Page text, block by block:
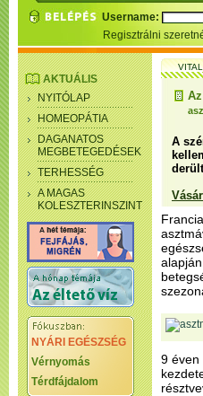
Username:
Regisztrálni
AKTUÁLIS
NYITÓLAP
HOMEOPÁTIA
DAGANATOS
MEGBETEGEDÉSEK
TERHESSÉG
A MAGAS
KOLESZTERINSZINT
NYÁRI EGÉSZSÉG
Vérnyomás
Térdfájdalom
VITAL
A
9 éven